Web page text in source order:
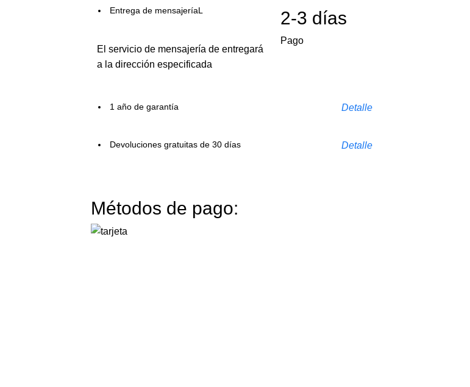
Entrega de mensajeríaL
El servicio de mensajería de entregará
a la dirección especificada
2-3 días
Pago
1 año de garantía Detalle
Devoluciones gratuitas de 30 días Detalle
Métodos de pago: